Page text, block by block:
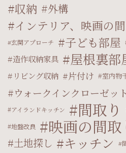
収納 外構
インテリア、映画の
玄関アプローチ 子ども部屋
造作収納家具 屋根裏部
リビング収納 片付け 室内物
ウォークインクローゼット
アイランドキッチン 間取り
地盤改良 映画の間取
土地探し キッチン